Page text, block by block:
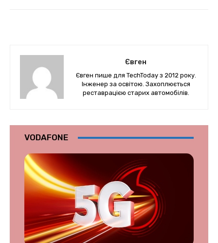
Євген
Євген пише для TechToday з 2012 року.
Інженер за освітою. Захоплюється
реставрацією старих автомобілів.
VODAFONE